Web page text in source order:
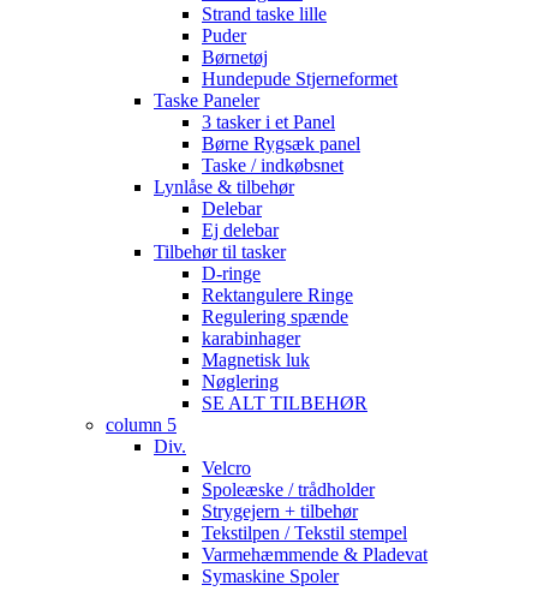
Strand taske lille
Puder
Børnetøj
Hundepude Stjerneformet
Taske Paneler
3 tasker i et Panel
Børne Rygsæk panel
Taske / indkøbsnet
Lynlåse & tilbehør
Delebar
Ej delebar
Tilbehør til tasker
D-ringe
Rektangulere Ringe
Regulering spænde
karabinhager
Magnetisk luk
Nøglering
SE ALT TILBEHØR
column 5
Div.
Velcro
Spoleæske / trådholder
Strygejern + tilbehør
Tekstilpen / Tekstil stempel
Varmehæmmende & Pladevat
Symaskine Spoler